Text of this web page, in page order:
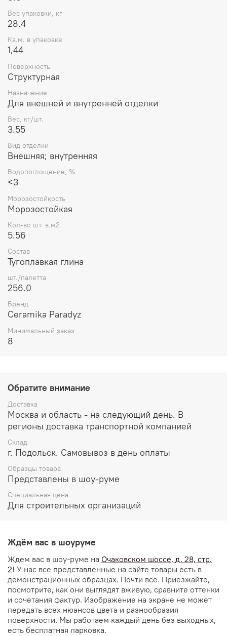
Вес упаковки, кг
28.4
Кв.м. в упаковке
1,44
Поверхность
Структурная
Назначение
Для внешней и внутренней отделки
Вес, кг/шт.
3.55
Вид отделки
Внешняя; внутренняя
Водопоглощение, %
<3
Морозостойкость
Морозостойкая
Кол-во шт. в м2
5.56
Состав
Тугоплавкая глина
шт./палетта
256.0
Бренд
Ceramika Paradyz
Минимальный заказ
8
Обратите внимание
Доставка
Москва и область - на следующий день. В
регионы доставка транспортной компанией
Склад
г. Подольск. Самовывоз в день оплаты
Образцы товара
Представлены в шоу-руме
Специальная цена
Для строительных организаций
Ждём вас в шоуруме
Ждем вас в шоу-руме на Очаковском шоссе, д. 28, стр.
2! У нас все представленные на сайте товары есть в
демонстрационных образцах. Почти все. Приезжайте,
посмотрите, как они выглядят вживую, сравните оттенки
и сочетания фактур. Изображение на экране не может
передать всех нюансов цвета и разнообразия
поверхности. Мы работаем каждый день без выходных,
есть бесплатная парковка.